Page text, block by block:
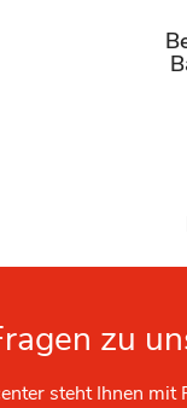
zu
steht Ihnen mit